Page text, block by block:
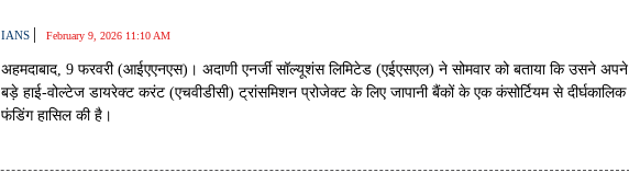
IANS | February 9, 2026 11:10 AM
अहमदाबाद, 9 फरवरी (आईएएनएस)। अदाणी एनर्जी सॉल्यूशंस लिमिटेड (एईएसएल) ने सोमवार को बताया कि उसने अपने
बड़े हाई-वोल्टेज डायरेक्ट करंट (एचवीडीसी) ट्रांसमिशन प्रोजेक्ट के लिए जापानी बैंकों के एक कंसोर्टियम से दीर्घकालिक
फंडिंग हासिल की है।